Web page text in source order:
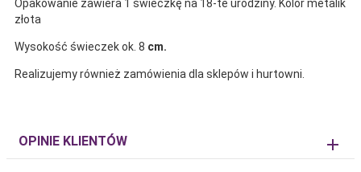
Opakowanie zawiera 1 świeczkę na 18-te urodziny. Kolor metalik
złota
Wysokość świeczek ok. 8 cm.
Realizujemy również zamówienia dla sklepów i hurtowni.
OPINIE KLIENTÓW